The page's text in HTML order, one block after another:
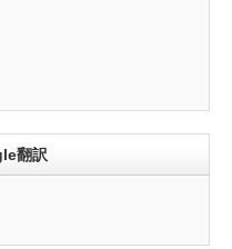
翻訳